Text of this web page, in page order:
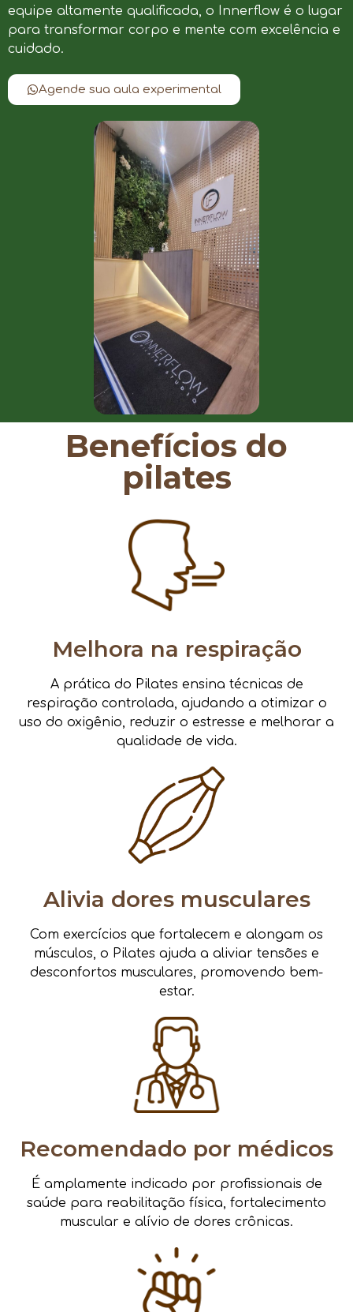
equipe altamente qualificada, o Innerflow é o lugar
para transformar corpo e mente com excelência e
cuidado.
Agende sua aula experimental
Benefícios do
pilates
Melhora na respiração
A prática do Pilates ensina técnicas de
respiração controlada, ajudando a otimizar o
uso do oxigênio, reduzir o estresse e melhorar a
qualidade de vida.
Alivia dores musculares
Com exercícios que fortalecem e alongam os
músculos, o Pilates ajuda a aliviar tensões e
desconfortos musculares, promovendo bem-
estar.
Recomendado por médicos
É amplamente indicado por profissionais de
saúde para reabilitação física, fortalecimento
muscular e alívio de dores crônicas.